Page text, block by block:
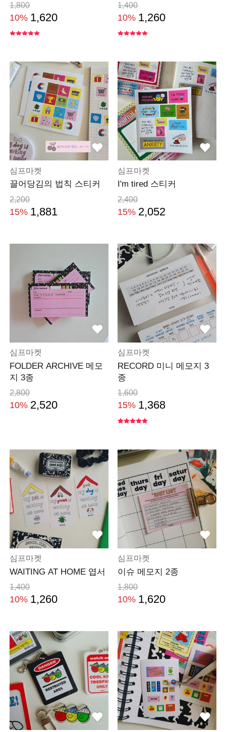
1,800
10% 1,620
1,400
10% 1,260
심프마켓
끌어당김의 법칙 스티커
2,200
15% 1,881
심프마켓
I'm tired 스티커
2,400
15% 2,052
심프마켓
FOLDER ARCHIVE 메모
지 3종
2,800
10% 2,520
심프마켓
RECORD 미니 메모지 3
종
1,600
15% 1,368
심프마켓
WAITING AT HOME 엽서
1,400
10% 1,260
심프마켓
이슈 메모지 2종
1,800
10% 1,620